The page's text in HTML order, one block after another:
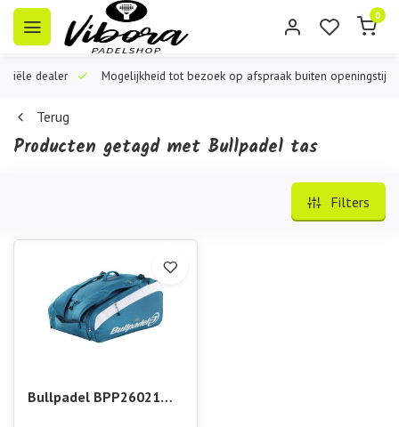
0
dealer Mogelijkheid tot bezoek op afspraak buiten openingstijden
Terug
Producten getagd met Bullpadel tas
Filters
Bullpadel BPP26021